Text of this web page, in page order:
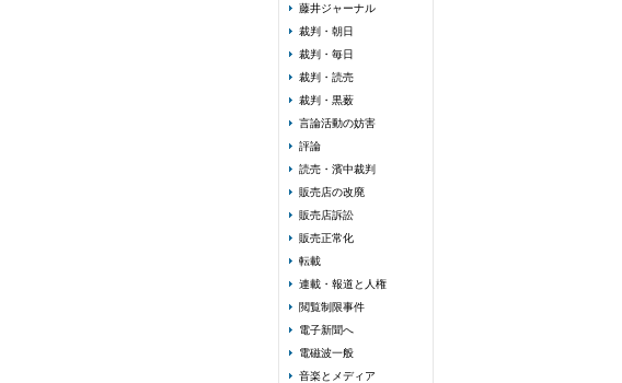
藤井ジャーナル
裁判・朝日
裁判・毎日
裁判・読売
裁判・黒薮
言論活動の妨害
評論
読売・濱中裁判
販売店の改廃
販売店訴訟
販売正常化
転載
連載・報道と人権
閲覧制限事件
電子新聞へ
電磁波一般
音楽とメディア